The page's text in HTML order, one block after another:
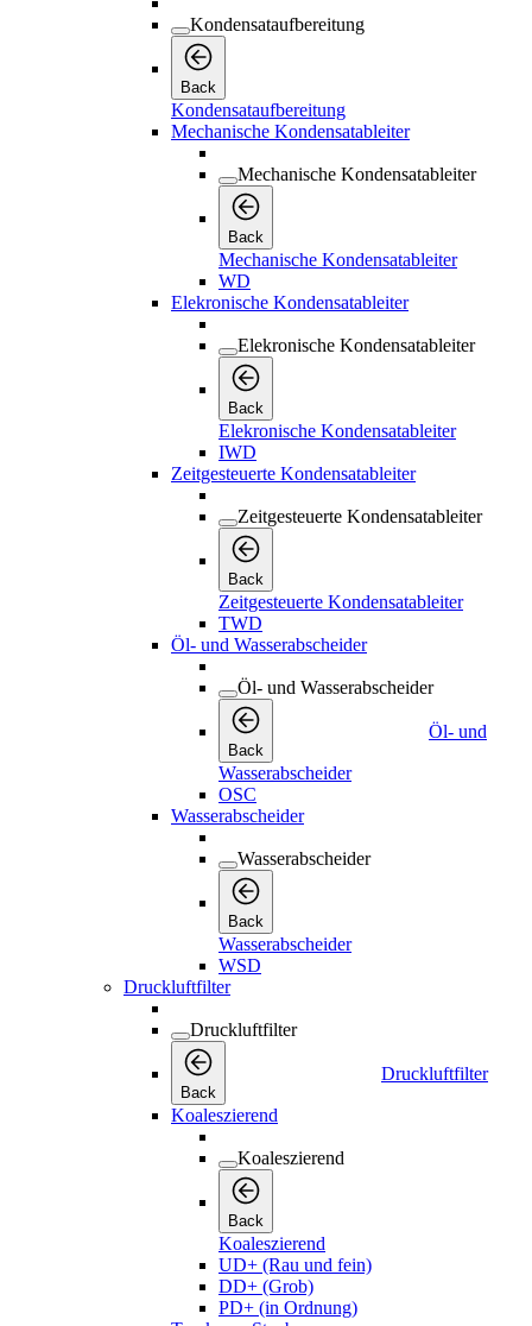
Kondensataufbereitung
Back
Kondensataufbereitung
Mechanische Kondensatableiter
Mechanische Kondensatableiter
Back
Mechanische Kondensatableiter
WD
Elekronische Kondensatableiter
Elekronische Kondensatableiter
Back
Elekronische Kondensatableiter
IWD
Zeitgesteuerte Kondensatableiter
Zeitgesteuerte Kondensatableiter
Back
Zeitgesteuerte Kondensatableiter
TWD
Öl- und Wasserabscheider
Öl- und Wasserabscheider
Back
Öl- und
Wasserabscheider
OSC
Wasserabscheider
Wasserabscheider
Back
Wasserabscheider
WSD
Druckluftfilter
Druckluftfilter
Back
Druckluftfilter
Koaleszierend
Koaleszierend
Back
Koaleszierend
UD+ (Rau und fein)
DD+ (Grob)
PD+ (in Ordnung)